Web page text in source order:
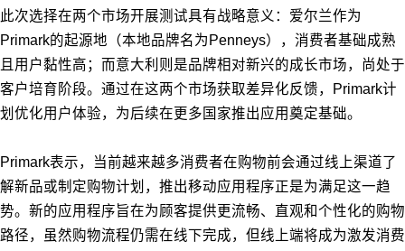
此次选择在两个市场开展测试具有战略意义：爱尔兰作为
Primark的起源地（本地品牌名为Penneys），消费者基础成熟
且用户黏性高；而意大利则是品牌相对新兴的成长市场，尚处于
客户培育阶段。通过在这两个市场获取差异化反馈，Primark计
划优化用户体验，为后续在更多国家推出应用奠定基础。
Primark表示，当前越来越多消费者在购物前会通过线上渠道了
解新品或制定购物计划，推出移动应用程序正是为满足这一趋
势。新的应用程序旨在为顾客提供更流畅、直观和个性化的购物
路径，虽然购物流程仍需在线下完成，但线上端将成为激发消费